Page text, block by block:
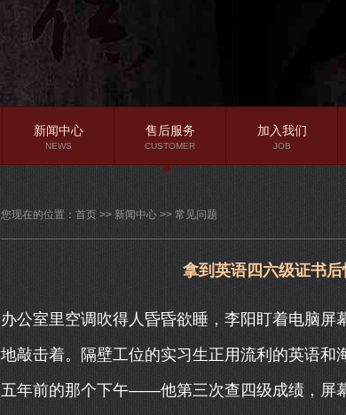
行业资讯
常见问题
新闻中心
NEWS
售后服务
CUSTOMER
加入我们
JOB
您现在的位置： 首页 >> 新闻中心 >> 常见问题
拿到英语四六级证书
办公室里空调吹得人昏昏欲睡，李阳盯着电脑
地敲击着。隔壁工位的实习生正用流利的英语
五年前的那个下午——他第三次查四级成绩，屏